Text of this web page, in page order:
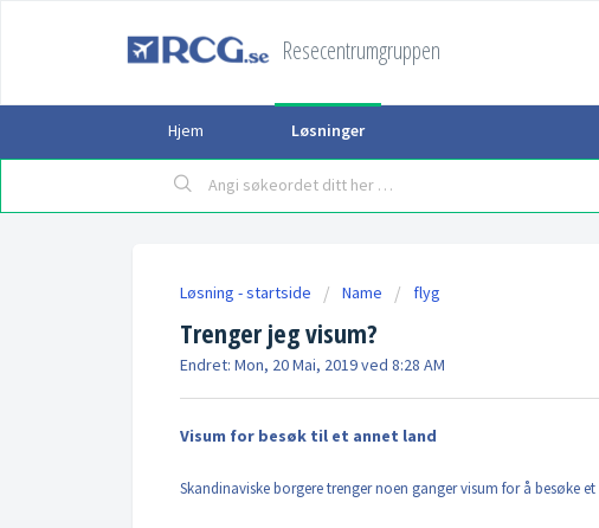
Resecentrumgruppen
Hjem Løsninger
Løsning - startside Name flyg
Trenger jeg visum?
Endret: Mon, 20 Mai, 2019 ved 8:28 AM
Visum for besøk til et annet land
Skandinaviske borgere trenger noen ganger visum for å besøke